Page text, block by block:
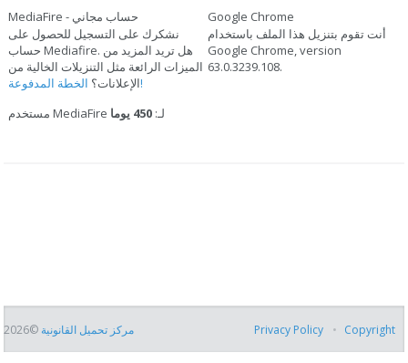
MediaFire - حساب مجاني
نشكرك على التسجيل للحصول على
حساب Mediafire. هل تريد المزيد من
الميزات الرائعة مثل التنزيلات الخالية من
الإعلانات؟الخطة المدفوعة!
مستخدم MediaFire لـ:450 يوما
Google Chrome
أنت تقوم بتنزيل هذا الملف باستخدام
Google Chrome, version
63.0.3239.108.
مركز تحميل القانونية ©2026 Privacy Policy Copyright